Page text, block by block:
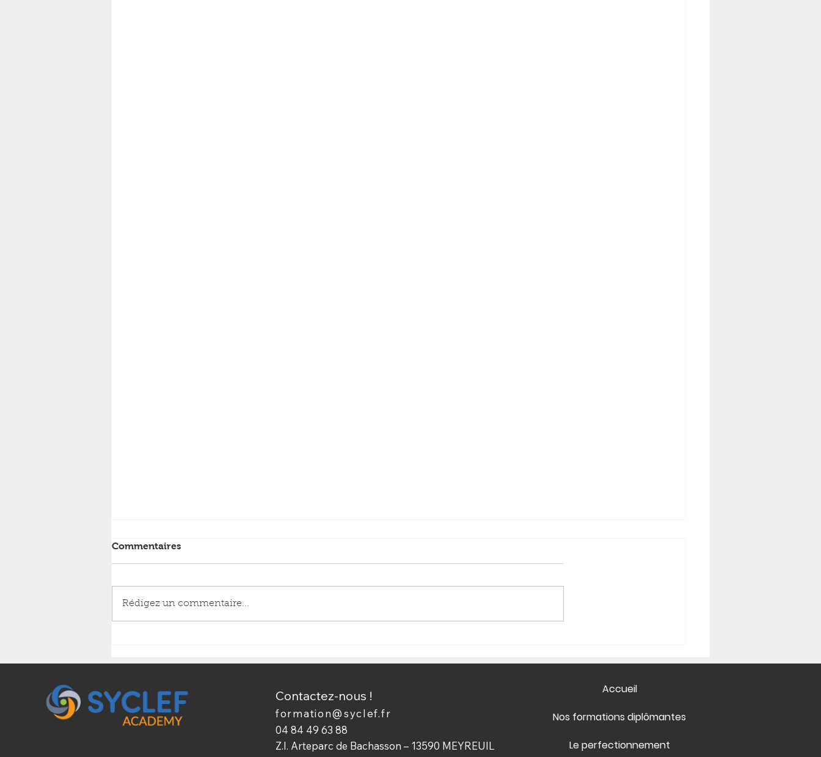
Commentaires
Rédigez un commentaire...
Contactez-nous !
formation@syclef.fr
04 84 49 63 88
Z.I. Arteparc de Bachasson – 13590 MEYREUIL
Accueil
Nos formations diplômantes
Le perfectionnement